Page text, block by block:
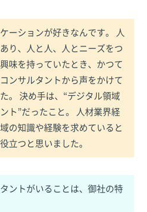
ーションが好きなんです。 人
り、人と人、人とニーズをつ
味を持っていたとき、かつて
ンサルタントから声をかけて
。 決め手は、“デジタル領域
ト”だったこと。 人材業界経
の知識や経験を求めていると
立つと思いました。
ントがいることは、御社の特